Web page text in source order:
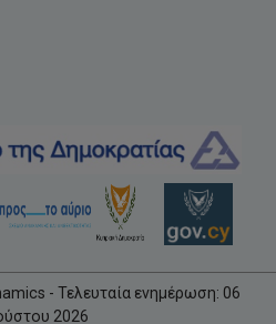
- Τελευταία ενημέρωση: 06
2026